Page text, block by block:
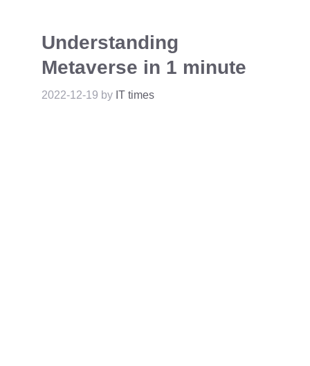
Understanding
Metaverse in 1 minute
2022-12-19 by IT times